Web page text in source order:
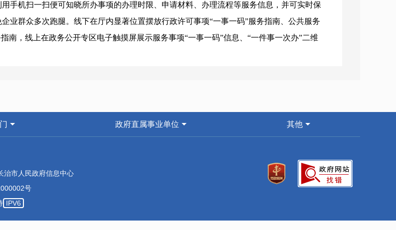
手机扫一扫便可知晓所办事项的办理时限、申请材料、办理流程等服务信息，并可实时保
业群众多次跑腿。线下在厅内显著位置摆放行政许可事项“一事一码”服务指南、公共服务
南，线上在政务公开专区电子触摸屏展示服务事项“一事一码”信息、“一件事一次办”二维
打通服务群众的“最后一米”距离，有效提升群众“就近办”体验，切实提高群众办事便捷度。
坚持以提升服务效能为重点，在政务服务标准化、智能化、便利化上下功夫，继续以推
助力我市营商环境提档升级。
政府直属事业单位 其他
市人民政府信息中心
号
IPV6